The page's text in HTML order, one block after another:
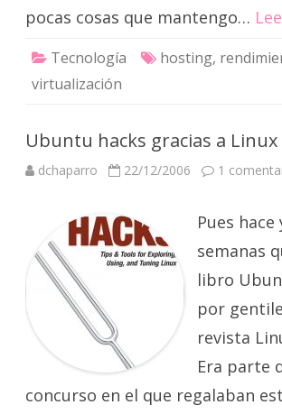
pocas cosas que mantengo…
Tecnología hosting,
virtualización
Ubuntu hacks gracias a
dchaparro 22/12/2006 1
Pues hace
semanas
libro
por
revista
Era parte
concurso en el que regalaban